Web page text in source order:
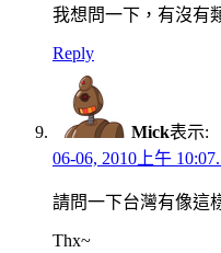
我想問一下，有沒有
Reply
Mick表示:
06-06, 2010上午
請問一下台灣有像這
Thx~